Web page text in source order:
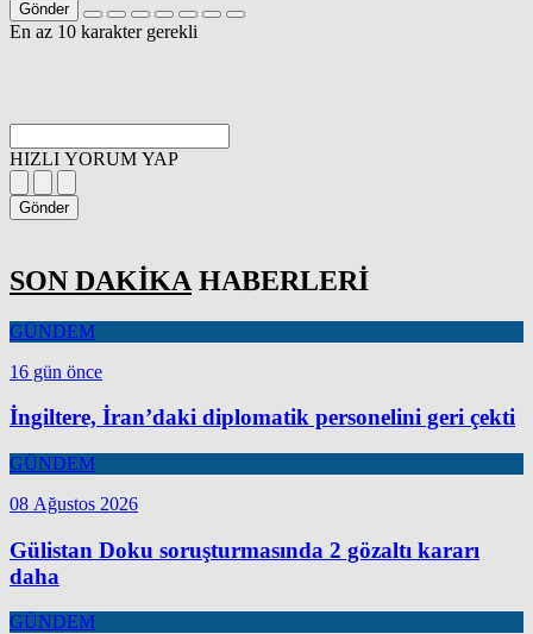
Gönder
En az 10 karakter gerekli
HIZLI YORUM YAP
Gönder
SON DAKİKA HABERLERİ
GÜNDEM
16 gün önce
İngiltere, İran’daki diplomatik personelini geri çekti
GÜNDEM
08 Ağustos 2026
Gülistan Doku soruşturmasında 2 gözaltı kararı
daha
GÜNDEM